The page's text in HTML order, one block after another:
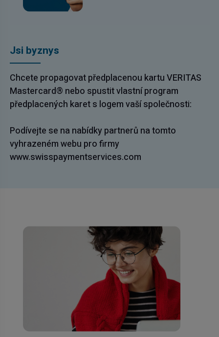
Jsi byznys
Chcete propagovat předplacenou kartu VERITAS
Mastercard® nebo spustit vlastní program
předplacených karet s logem vaší společnosti:
Podívejte se na nabídky partnerů na tomto
vyhrazeném webu pro firmy
www.swisspaymentservices.com